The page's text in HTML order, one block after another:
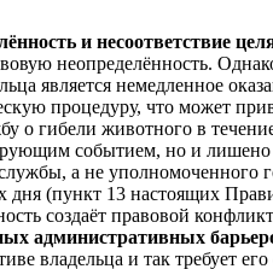
и несоответствие
неопределённость.
является немедленное
процедуру, что может
о гибели животного в
событием, но и
а не уполномоченного
дня (пункт 13 настоящих
создаёт правовой
административных
владельца и так требует